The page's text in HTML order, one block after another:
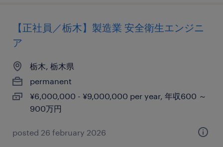
【正社員／栃木】製造業 安全衛生エンジニ
ア
栃木, 栃木県
permanent
¥6,000,000 - ¥9,000,000 per year, 年収600 ～
900万円
posted 26 february 2026